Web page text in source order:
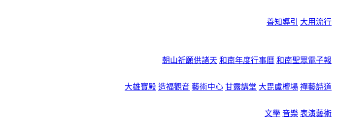
善知導引
大用流行
朝山祈願供諸天 和南年度行事曆 和南聖眾電子報
大雄寶殿 造福觀音 藝術中心 甘露講堂 大毘盧檀場 禪藝詩道
文學 音樂 表演藝術